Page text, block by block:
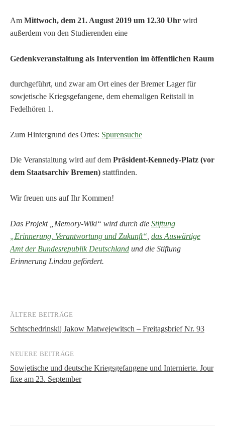
Am Mittwoch, dem 21. August 2019 um 12.30 Uhr wird
außerdem von den Studierenden eine
Gedenkveranstaltung als Intervention im öffentlichen Raum
durchgeführt, und zwar am Ort eines der Bremer Lager für
sowjetische Kriegsgefangene, dem ehemaligen Reitstall in
Fedelhören 1.
Zum Hintergrund des Ortes: Spurensuche
Die Veranstaltung wird auf dem Präsident-Kennedy-Platz (vor
dem Staatsarchiv Bremen) stattfinden.
Wir freuen uns auf Ihr Kommen!
Das Projekt „Memory-Wiki“ wird durch die Stiftung
„Erinnerung, Verantwortung und Zukunft“ das Auswärtige
Amt der Bundesrepublik Deutschland und die Stiftung
Erinnerung Lindau gefördert.
Beitragsnavigation
ÄLTERE BEITRÄGE
Schtschedrinskij Jakow Matwejewitsch – Freitagsbrief Nr. 93
NEUERE BEITRÄGE
Sowjetische und deutsche Kriegsgefangene und Internierte. Jour
fixe am 23. September